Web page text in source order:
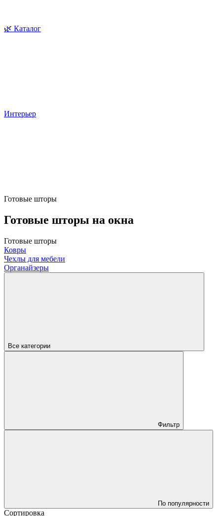
🌿 Каталог
Интерьер
Готовые шторы
Готовые шторы на окна
Готовые шторы
Ковры
Чехлы для мебели
Органайзеры
Все категории
Фильтр
По популярности
Сортировка